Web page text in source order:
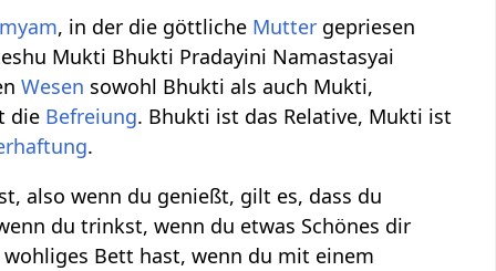
, in der die göttliche Mutter gepriesen
Mukti Bhukti Pradayini Namastasyai
Wesen sowohl Bhukti als auch Mukti,
die Befreiung. Bhukti ist das Relative, Mukti ist
.
also wenn du genießt, gilt es, dass du
du trinkst, wenn du etwas Schönes dir
Bett hast, wenn du mit einem